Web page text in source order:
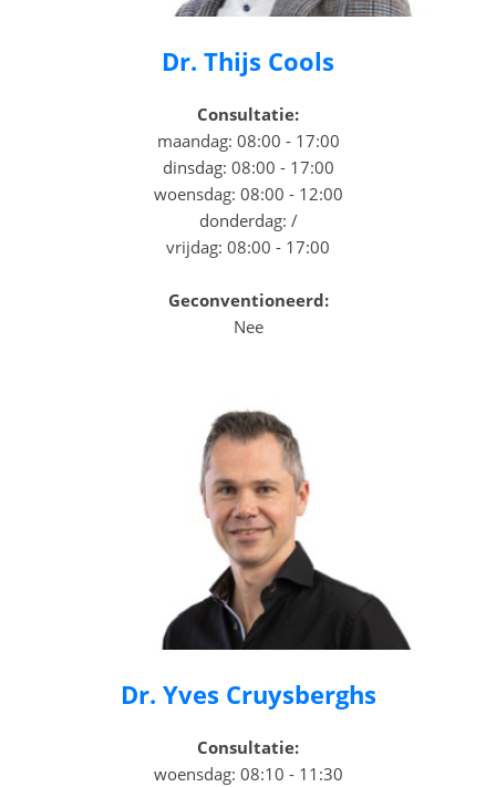
Dr. Thijs Cools
Consultatie:
maandag: 08:00 - 17:00
dinsdag: 08:00 - 17:00
woensdag: 08:00 - 12:00
donderdag: /
vrijdag: 08:00 - 17:00
Geconventioneerd:
Nee
Dr. Yves Cruysberghs
Consultatie:
woensdag: 08:10 - 11:30